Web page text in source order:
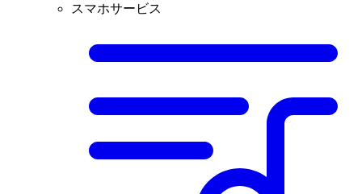
スマホサービス